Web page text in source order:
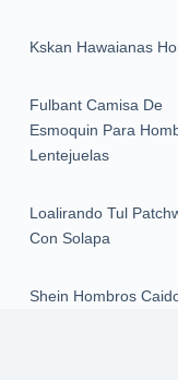
Kskan Hawaianas
Fulbant Camisa De
Esmoquin Para
Lentejuelas
Loalirando Tul
Con Solapa
Shein Hombros